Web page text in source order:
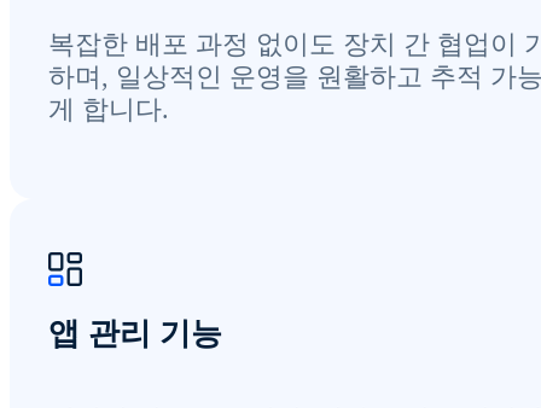
복잡한 배포 과정 없이도 장치 간 협업이
하며, 일상적인 운영을 원활하고 추적 가
게 합니다.
앱 관리 기능